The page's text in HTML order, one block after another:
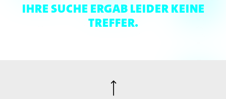
IHRE SUCHE ERGAB LEIDER KEINE
TREFFER.
⟶